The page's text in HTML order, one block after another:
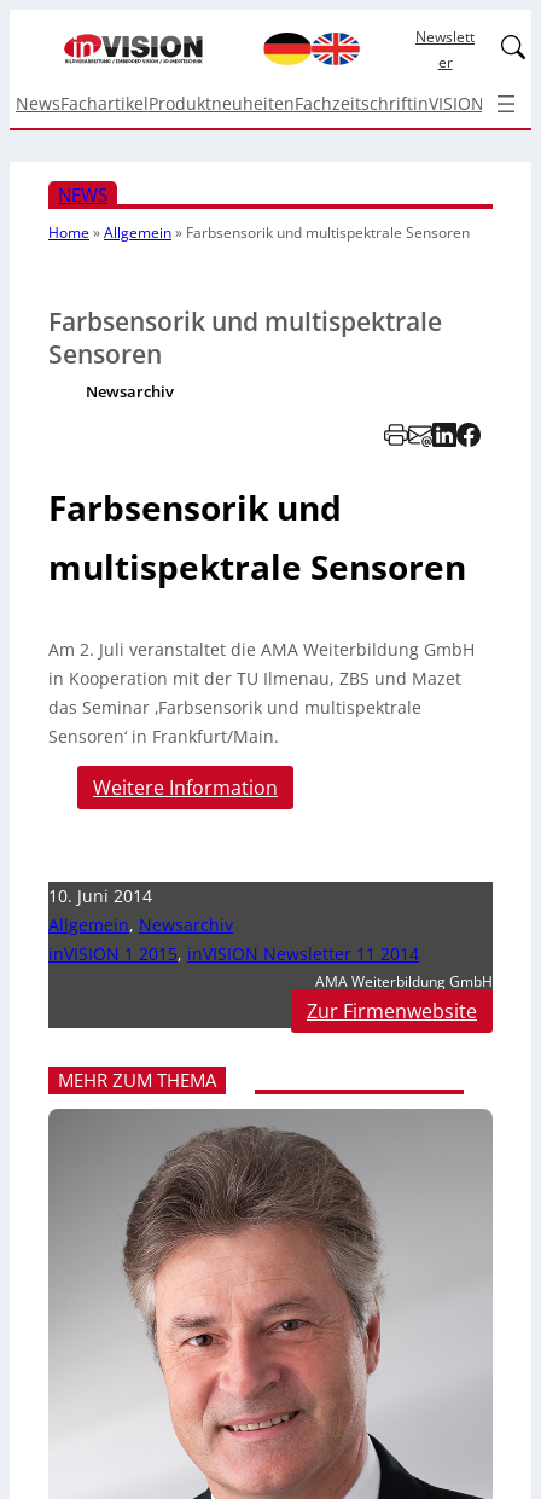
Newslett
er
NewsFachartikelProduktneuheitenFachzeitschriftinVISION Top
NEWS
Home»Allgemein» Farbsensorik und multispektrale Sensoren
Farbsensorik und multispektrale
Sensoren
Newsarchiv
Farbsensorik und
multispektrale Sensoren
Am 2. Juli veranstaltet die AMA Weiterbildung GmbH
in Kooperation mit der TU Ilmenau, ZBS und Mazet
das Seminar ‚Farbsensorik und multispektrale
Sensoren‘ in Frankfurt/Main.
Weitere Information
10. Juni 2014
Allgemein, Newsarchiv
inVISION 1 2015, inVISION Newsletter 11 2014
AMA Weiterbildung GmbH
Zur Firmenwebsite
MEHR ZUM THEMA